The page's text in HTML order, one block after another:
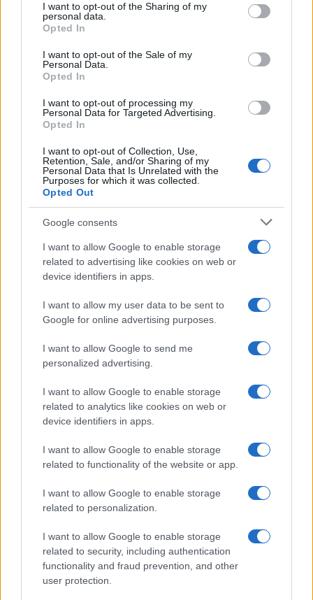
not limited to your visit or usage behaviour. You may click to
grant or deny consent to Google and its third-party tags to
use your data for below specified purposes in below Google
consent section.
I want to opt-out of the Sharing of my
personal data.
Opted In
I want to opt-out of the Sale of my
Personal Data.
Opted In
I want to opt-out of processing my
Personal Data for Targeted Advertising.
Opted In
I want to opt-out of Collection, Use,
Retention, Sale, and/or Sharing of my
Personal Data that Is Unrelated with the
Purposes for which it was collected.
Opted Out
Google consents
I want to allow Google to enable storage
related to advertising like cookies on web or
device identifiers in apps.
I want to allow my user data to be sent to
Google for online advertising purposes.
I want to allow Google to send me
personalized advertising.
I want to allow Google to enable storage
related to analytics like cookies on web or
device identifiers in apps.
I want to allow Google to enable storage
related to functionality of the website or app.
I want to allow Google to enable storage
related to personalization.
I want to allow Google to enable storage
related to security, including authentication
functionality and fraud prevention, and other
user protection.
Edoardo Marchesi, voce delle notizie di
Palermo, ricorda la notte in cui seguì il corteo
nomi: da allora predilige verifiche sul campo.
In redazione guida l’agenda delle emergenze
e custodisce una collezione di vecchie
mappe della città.
Continua a leggere
FIERE E EVENTI